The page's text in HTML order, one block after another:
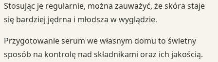
Stosując je regularnie, można zauważyć, że skóra staje
się bardziej jędrna i młodsza w wyglądzie.
Przygotowanie serum we własnym domu to świetny
sposób na kontrolę nad składnikami oraz ich jakością.